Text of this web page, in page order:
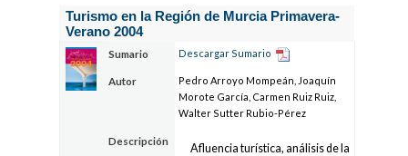
Turismo en la Región de Murcia Primavera-
Verano 2004
Sumario Descargar Sumario
Autor
Pedro Arroyo Mompeán, Joaquín
Morote García, Carmen Ruiz Ruiz,
Walter Sutter Rubio-Pérez
Descripción
Afluencia turística, análisis de la